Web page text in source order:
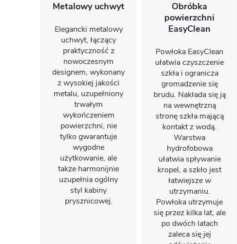
Metalowy uchwyt
Elegancki metalowy
uchwyt, łączący
praktyczność z
nowoczesnym
designem, wykonany
z wysokiej jakości
metalu, uzupełniony
trwałym
wykończeniem
powierzchni, nie
tylko gwarantuje
wygodne
użytkowanie, ale
także harmonijnie
uzupełnia ogólny
styl kabiny
prysznicowej.
Obróbka
powierzchni
EasyClean
Powłoka EasyClean
ułatwia czyszczenie
szkła i ogranicza
gromadzenie się
brudu. Nakłada się ją
na wewnętrzną
stronę szkła mającą
kontakt z wodą.
Warstwa
hydrofobowa
ułatwia spływanie
kropel, a szkło jest
łatwiejsze w
utrzymaniu.
Powłoka utrzymuje
się przez kilka lat, ale
po dwóch latach
zaleca się jej